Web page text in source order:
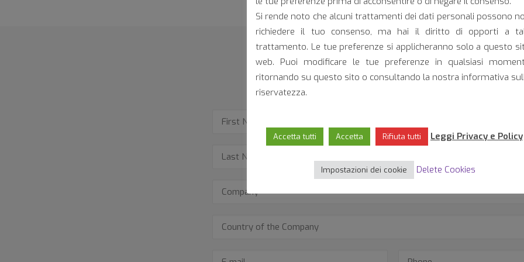
For more information:
Si rende noto che alcuni trattamenti dei dati personali possono
richiedere il tuo consenso, ma hai il diritto di opporti a
trattamento. Le tue preferenze si applicheranno solo a questo
web. Puoi modificare le tue preferenze in qualsiasi
ritornando su questo sito o consultando la nostra informativa
riservatezza.
Accetta tutti Accetta Rifiuta tutti Leggi Privacy e Policy
Impostazioni dei cookie Delete Cookies